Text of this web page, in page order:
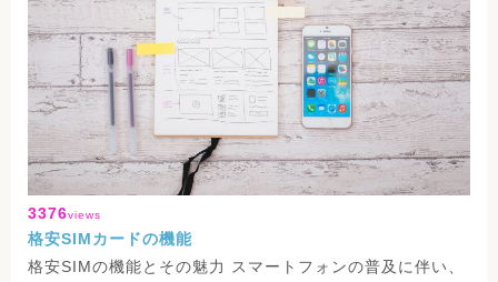
3376views
格安SIMカードの機能
格安SIMの機能とその魅力 スマートフォンの普及に伴い、